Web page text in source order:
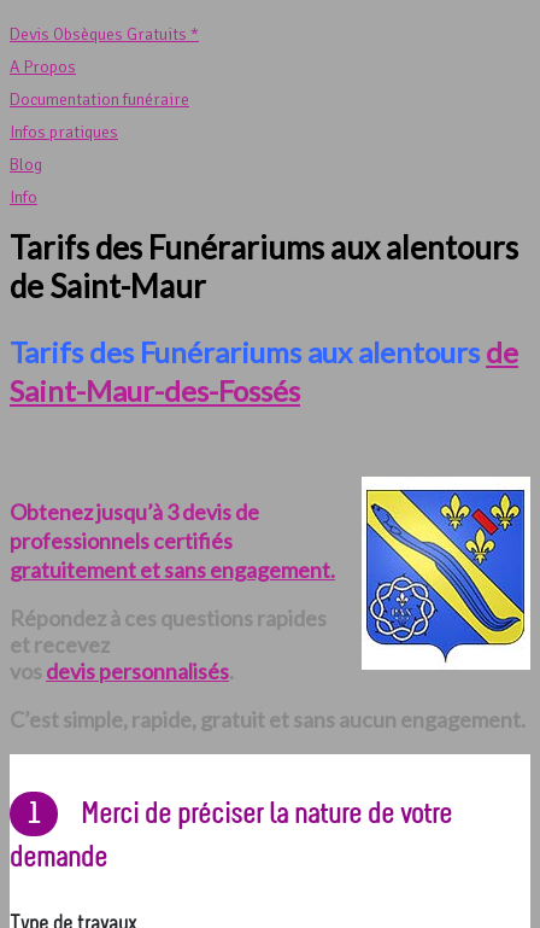
Devis Obsèques Gratuits *
A Propos
Documentation funéraire
Infos pratiques
Blog
Info
Tarifs des Funérariums aux alentours
de Saint-Maur
Tarifs des Funérariums aux alentours de
Saint-Maur-des-Fossés
Obtenez jusqu’à 3 devis de
professionnels certifiés
gratuitement et sans engagement.
Répondez à ces questions rapides
et recevez
vos devis personnalisés.
C’est simple, rapide, gratuit et sans aucun engagement.